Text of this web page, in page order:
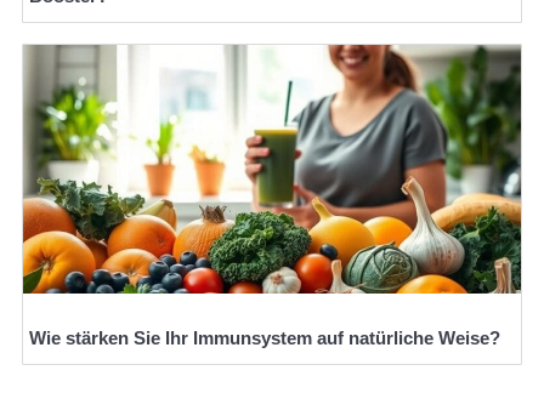
Wie stärken Sie Ihr Immunsystem auf natürliche Weise?